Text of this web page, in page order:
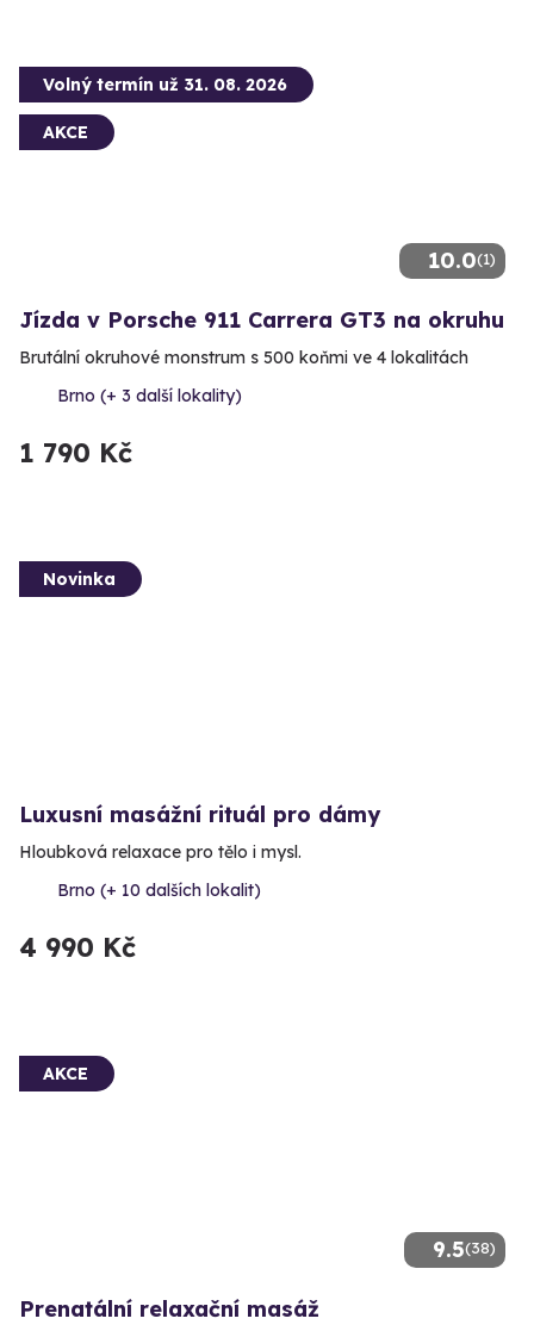
10.0(1)
Volný termín už 31. 08. 2026
AKCE
Jízda v Porsche 911 Carrera GT3 na okruhu
Brutální okruhové monstrum s 500 koňmi ve 4 lokalitách
Brno (+ 3 další lokality)
1 790 Kč
Novinka
Luxusní masážní rituál pro dámy
Hloubková relaxace pro tělo i mysl.
Brno (+ 10 dalších lokalit)
4 990 Kč
9.5(38)
AKCE
Prenatální relaxační masáž